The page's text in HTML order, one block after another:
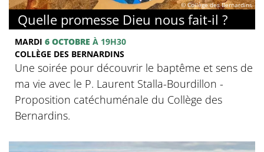
© Collège des Bernardins
Quelle promesse Dieu nous fait-il ?
MARDI 6 OCTOBRE À 19H30
COLLÈGE DES BERNARDINS
Une soirée pour découvrir le baptême et sens de
ma vie avec le P. Laurent Stalla-Bourdillon -
Proposition catéchuménale du Collège des
Bernardins.